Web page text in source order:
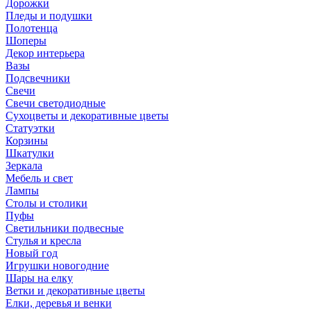
Дорожки
Пледы и подушки
Полотенца
Шоперы
Декор интерьера
Вазы
Подсвечники
Свечи
Свечи светодиодные
Сухоцветы и декоративные цветы
Статуэтки
Корзины
Шкатулки
Зеркала
Мебель и свет
Лампы
Столы и столики
Пуфы
Светильники подвесные
Стулья и кресла
Новый год
Игрушки новогодние
Шары на елку
Ветки и декоративные цветы
Елки, деревья и венки